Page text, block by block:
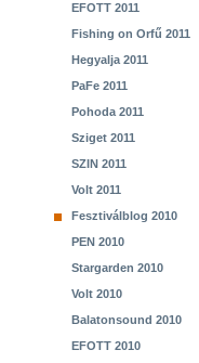
EFOTT 2011
Fishing on Orfű 2011
Hegyalja 2011
PaFe 2011
Pohoda 2011
Sziget 2011
SZIN 2011
Volt 2011
Fesztiválblog 2010
PEN 2010
Stargarden 2010
Volt 2010
Balatonsound 2010
EFOTT 2010